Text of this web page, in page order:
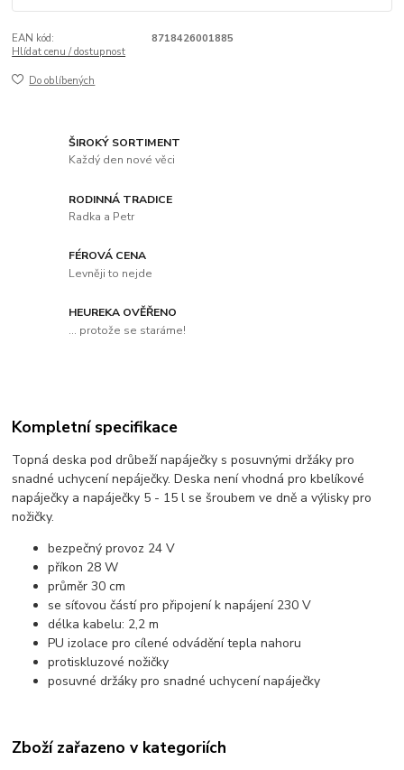
EAN kód:
8718426001885
Hlídat cenu / dostupnost
Do oblíbených
ŠIROKÝ SORTIMENT
Každý den nové věci
RODINNÁ TRADICE
Radka a Petr
FÉROVÁ CENA
Levněji to nejde
HEUREKA OVĚŘENO
... protože se staráme!
Kompletní specifikace
Topná deska pod drůbeží napáječky s posuvnými držáky pro
snadné uchycení nepáječky. Deska není vhodná pro kbelíkové
napáječky a napáječky 5 - 15 l se šroubem ve dně a výlisky pro
nožičky.
bezpečný provoz 24 V
příkon 28 W
průměr 30 cm
se síťovou částí pro připojení k napájení 230 V
délka kabelu: 2,2 m
PU izolace pro cílené odvádění tepla nahoru
protiskluzové nožičky
posuvné držáky pro snadné uchycení napáječky
Zboží zařazeno v kategoriích